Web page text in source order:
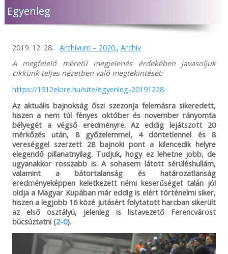
Zsóry FC - Balmaz
Kamilla
Gyógyfürdő
2015.03.07.
Mezőkövesd
Zsóry FC -
FC
03. 2015.03.07. 18
Vasas FC - Balmaz
Kamilla
Gyógyfürdő
2200
04. 2014.09.06. 4 Vasas FC - FC Ajka
2000
.
2014.11.22. 15
Mezőkövesd
Zsóry FC - Vasas
FC
2000
2015.02.21. 16
Gyirmót FC Győr -
2000
2015.02.28. 17
Vasas FC - FGSZ
Siófok
2000
Egyenleg
2019. 12. 28. Archívum – 2020., Archív
A megfelelő méretű megjelenés érdekében javasoljuk
cikkünk teljes nézetben való megtekintését:
https://1912elore.hu/site/egyenleg-20191228
Az aktuális bajnokság őszi szezonja felemásra sikeredett,
hiszen a nem túl fényes október és november rányomta
bélyegét a végső eredményre. Az eddig lejátszott 20
mérkőzés után, 8 győzelemmel, 4 döntetlennel és 8
vereséggel szerzett 28 bajnoki pont a kilencedik helyre
elegendő pillanatnyilag. Tudjuk, hogy ez lehetne jobb, de
ugyanakkor rosszabb is. A sohasem látott sérüléshullám,
valamint a bátortalanság és határozatlanság
eredményeképpen keletkezett némi keserűséget talán jól
oldja a Magyar Kupában már eddig is elért történelmi siker,
hiszen a legjobb 16 közé jutásért folytatott harcban sikerült
az első osztályú, jelenleg is listavezető Ferencvárost
búcsúztatni (2-0).